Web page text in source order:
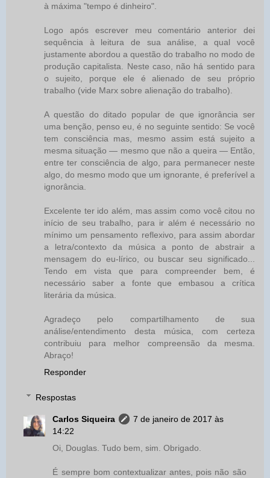
à máxima "tempo é dinheiro".
Logo após escrever meu comentário anterior dei
sequência à leitura de sua análise, a qual você
justamente abordou a questão do trabalho no modo de
produção capitalista. Neste caso, não há sentido para
o sujeito, porque ele é alienado de seu próprio
trabalho (vide Marx sobre alienação do trabalho).
A questão do ditado popular de que ignorância ser
uma benção, penso eu, é no seguinte sentido: Se você
tem consciência mas, mesmo assim está sujeito a
mesma situação — mesmo que não a queira — Então,
entre ter consciência de algo, para permanecer neste
algo, do mesmo modo que um ignorante, é preferível a
ignorância.
Excelente ter ido além, mas assim como você citou no
início de seu trabalho, para ir além é necessário no
mínimo um pensamento reflexivo, para assim abordar
a letra/contexto da música a ponto de abstrair a
mensagem do eu-lírico, ou buscar seu significado...
Tendo em vista que para compreender bem, é
necessário saber a fonte que embasou a crítica
literária da música.
Agradeço pelo compartilhamento de sua
análise/entendimento desta música, com certeza
contribuiu para melhor compreensão da mesma.
Abraço!
Responder
Respostas
Carlos Siqueira
7 de janeiro de 2017 às
14:22
Oi, Douglas. Tudo bem, sim. Obrigado.
É sempre bom contextualizar antes, pois não são